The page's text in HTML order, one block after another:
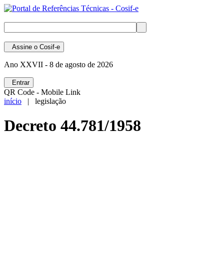
Assine o Cosif-e
Ano XXVII - 8 de agosto de 2026
Entrar
QR Code - Mobile Link
início | legislação
Decreto 44.781/1958